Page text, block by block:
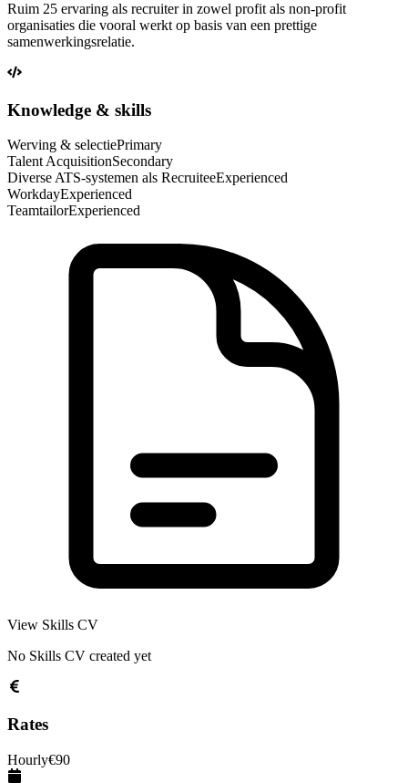
Ruim 25 ervaring als recruiter in zowel profit als non-profit
organisaties die vooral werkt op basis van een prettige
samenwerkingsrelatie.
Knowledge & skills
Werving & selectiePrimary
Talent AcquisitionSecondary
Diverse ATS-systemen als RecruiteeExperienced
WorkdayExperienced
TeamtailorExperienced
View Skills CV
No Skills CV created yet
Rates
Hourly€90